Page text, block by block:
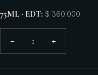
75ML · EDT: $ 360.000
− 1 +